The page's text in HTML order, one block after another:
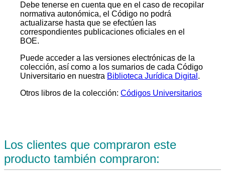
Debe tenerse en cuenta que en el caso de recopilar
normativa autonómica, el Código no podrá
actualizarse hasta que se efectúen las
correspondientes publicaciones oficiales en el
BOE.
Puede acceder a las versiones electrónicas de la
colección, así como a los sumarios de cada Código
Universitario en nuestra Biblioteca Jurídica Digital .
Otros libros de la colección: Códigos Universitarios
Los clientes que compraron este
producto también compraron: